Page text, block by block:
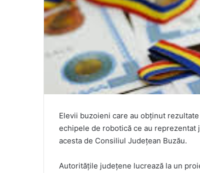
Elevii buzoieni care au obținut
echipele de robotică ce au
acesta de Consiliul Județean Buzău.
Autoritățile județene lucrează la un